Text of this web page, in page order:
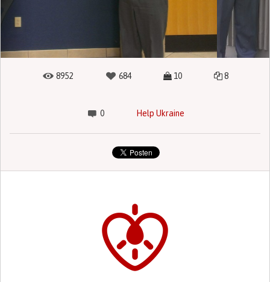
8952 684 10 8
0 Help Ukraine